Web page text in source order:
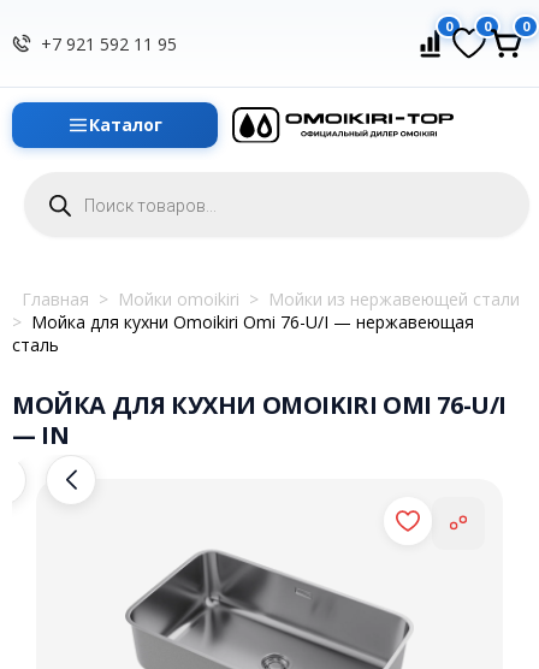
+7 921 592 11 95
0 0 0
Каталог
товаров
Главная > Мойки omoikiri > Мойки из нержавеющей стали
> Мойка для кухни Omoikiri Omi 76-U/I — нержавеющая
сталь
МОЙКА ДЛЯ КУХНИ OMOIKIRI OMI 76-U/I
— IN